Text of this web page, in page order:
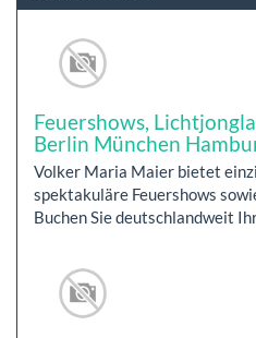
Feuershows,
Berlin München
Volker Maria Maier bietet
spektakuläre Feuershows
Buchen Sie deutschlandweit